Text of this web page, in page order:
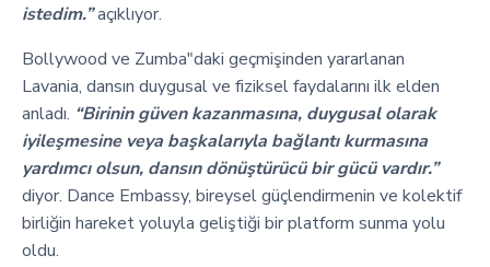
istedim.”açıklıyor.
Bollywood ve Zumba"daki geçmişinden yararlanan
Lavania, dansın duygusal ve fiziksel faydalarını ilk elden
anladı. “Birinin güven kazanmasına, duygusal olarak
iyileşmesine veya başkalarıyla bağlantı kurmasına
yardımcı olsun, dansın dönüştürücü bir gücü vardır.”
diyor. Dance Embassy, bireysel güçlendirmenin ve kolektif
birliğin hareket yoluyla geliştiği bir platform sunma yolu
oldu.